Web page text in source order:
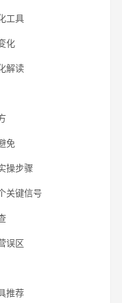
工具
化
解读
免
操步骤
关键信号
误区
推荐